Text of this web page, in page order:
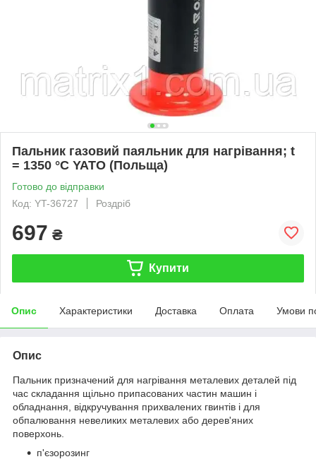
Пальник газовий паяльник для нагрівання; t
= 1350 °C YATO (Польща)
Готово до відправки
Код: YT-36727
Роздріб
697 ₴
Купити
Опис Характеристики Доставка Оплата Умови
Опис
Пальник призначений для нагрівання металевих деталей під
час складання щільно припасованих частин машин і
обладнання, відкручування прихвалених гвинтів і для
обпалювання невеликих металевих або дерев'яних
поверхонь.
п'єзорозинг